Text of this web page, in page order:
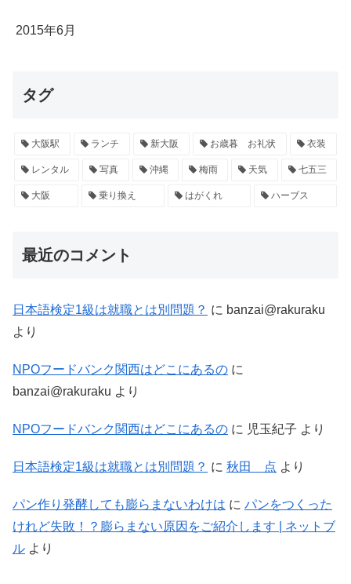
2015年6月
タグ
大阪駅 ランチ 新大阪 お歳暮 お礼状 衣装
レンタル 写真 沖縄 梅雨 天気 七五三
大阪 乗り換え はがくれ ハーブス
最近のコメント
日本語検定1級は就職とは別問題？ に banzai@rakuraku
より
NPOフードバンク関西はどこにあるの に
banzai@rakuraku より
NPOフードバンク関西はどこにあるの に 児玉紀子 より
日本語検定1級は就職とは別問題？ に 秋田 点 より
パン作り発酵しても膨らまないわけは に パンをつくった
けれど失敗！？膨らまない原因をご紹介します | ネットブ
ル より